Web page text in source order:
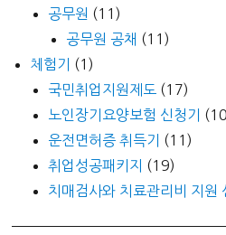
공무원 (11)
공무원 공채 (11)
체험기
(1)
국민취업지원제도 (17)
노인장기요양보험 신청기
운전면허증 취득기
(11)
취업성공패키지
(19)
치매검사와 치료관리비 지원